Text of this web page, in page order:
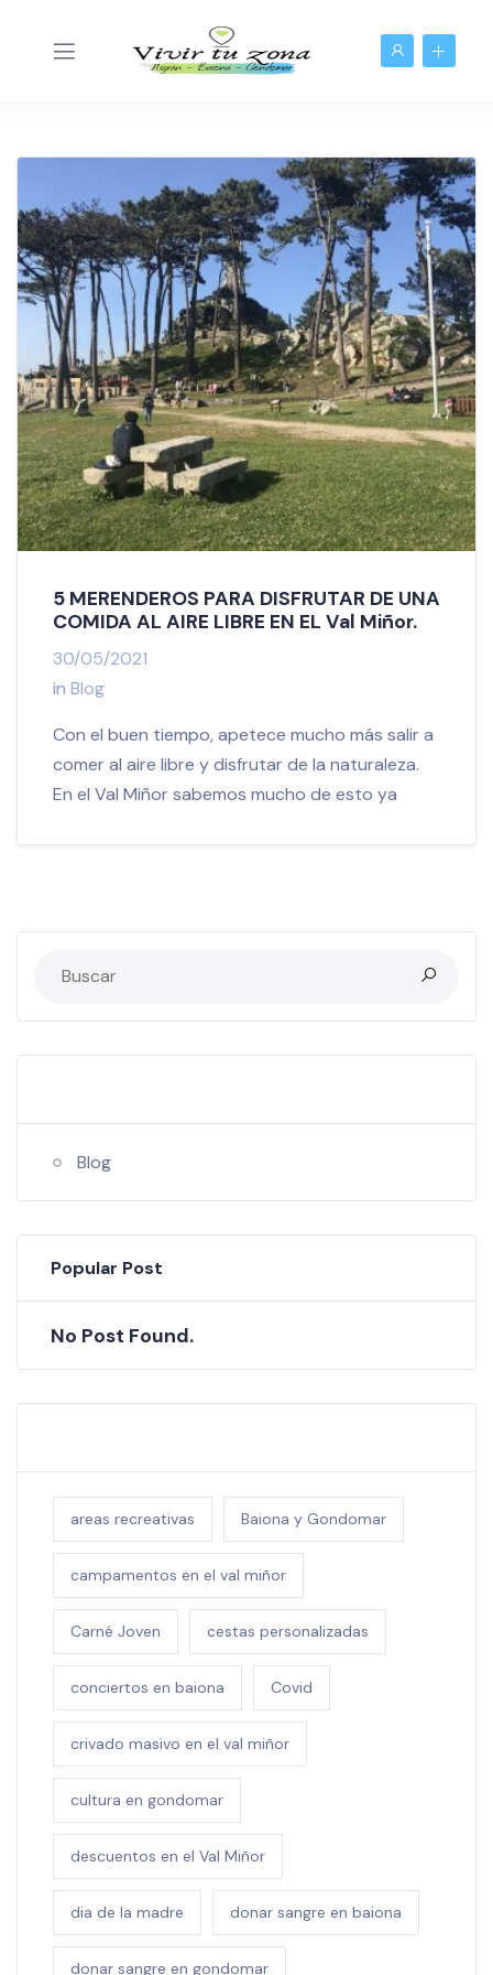
5 MERENDEROS PARA DISFRUTAR DE UNA
COMIDA AL AIRE LIBRE EN EL Val Miñor.
30/05/2021
in Blog
Con el buen tiempo, apetece mucho más salir a
comer al aire libre y disfrutar de la naturaleza.
En el Val Miñor sabemos mucho de esto ya
Blog
Popular Post
No Post Found.
areas recreativas Baiona y Gondomar
campamentos en el val miñor
Carné Joven cestas personalizadas
conciertos en baiona Covid
crivado masivo en el val miñor
cultura en gondomar
descuentos en el Val Miñor
dia de la madre donar sangre en baiona
donar sangre en gondomar